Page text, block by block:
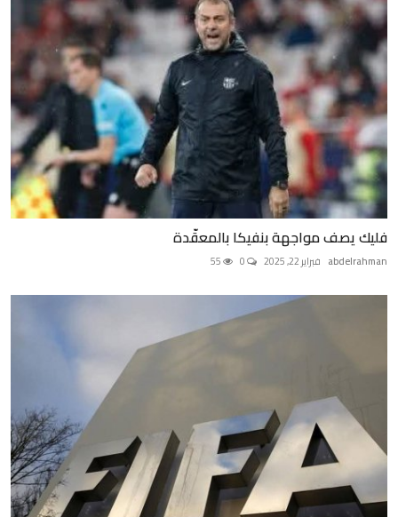
فليك يصف مواجهة بنفيكا بالمعقّدة
abdelrahman فبراير 22, 2025